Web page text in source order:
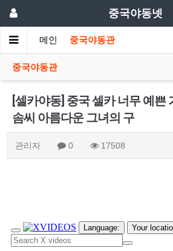
중국야동넷
메인 중국야동관
중국야동관
[셀카야동] 중국 셀카 너무 예쁜
솜씨 아름다운 그녀의 구
관리자 0 17508